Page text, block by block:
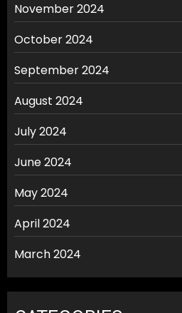
November 2024
October 2024
September 2024
August 2024
July 2024
June 2024
May 2024
April 2024
March 2024